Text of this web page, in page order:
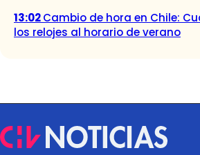
13:02Cambio de hora en Chile:
los relojes al horario de verano